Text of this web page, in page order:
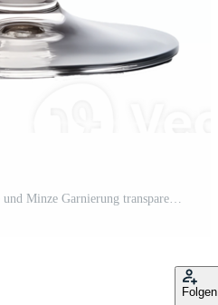
png Martini Glas mit Limette und Minze Garnierung transparent Pro PNG
Folgen